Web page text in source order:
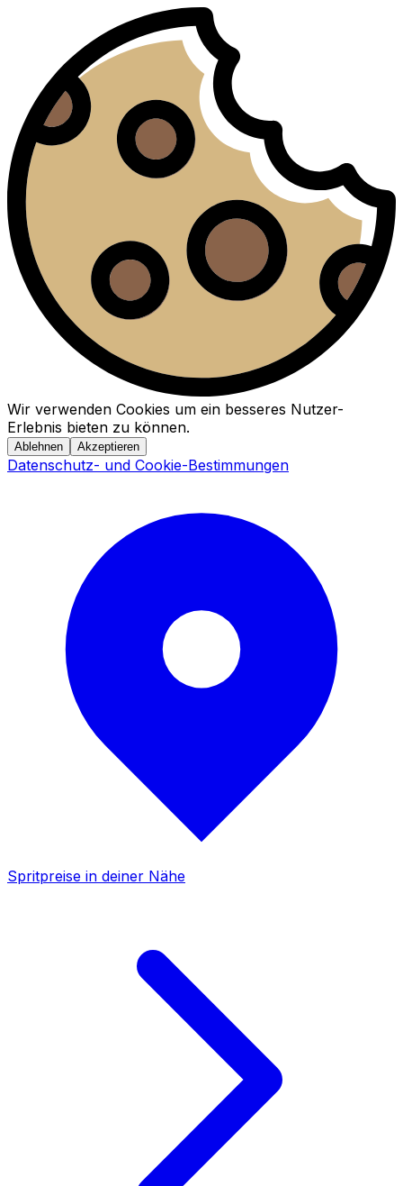
Wir verwenden Cookies um ein besseres Nutzer-
Erlebnis bieten zu können.
Ablehnen Akzeptieren
Datenschutz- und Cookie-Bestimmungen
Spritpreise in deiner Nähe